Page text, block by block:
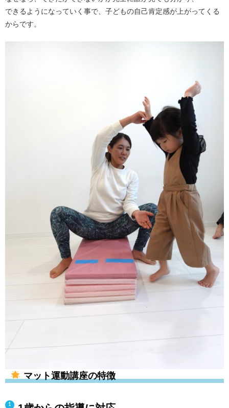
できるようになっていく事で、子どもの自己肯定感が上がってくる
からです。
マット運動講座の特徴